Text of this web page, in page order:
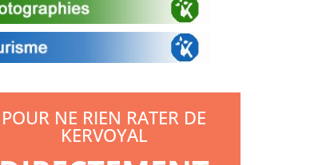
POUR NE RIEN RATER DE
KERVOYAL